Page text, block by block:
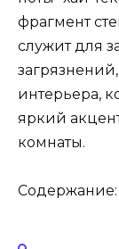
фрагмент
служит для
интерьера,
яркий
комнаты.
Содержание: